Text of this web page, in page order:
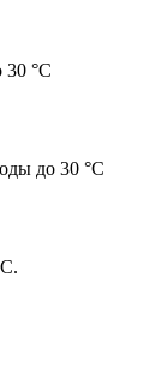
30 °C
до 30 °C